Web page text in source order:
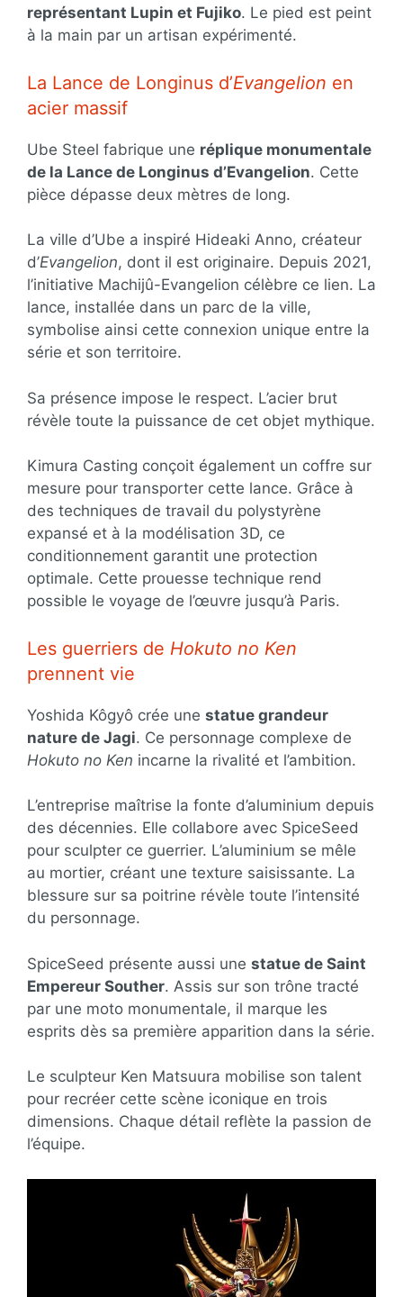
représentant Lupin et Fujiko. Le pied est peint
à la main par un artisan expérimenté.
La Lance de Longinus d’Evangelion en
acier massif
Ube Steel fabrique une réplique monumentale
de la Lance de Longinus d’Evangelion. Cette
pièce dépasse deux mètres de long.
La ville d’Ube a inspiré Hideaki Anno, créateur
d’Evangelion, dont il est originaire. Depuis 2021,
l’initiative Machijû-Evangelion célèbre ce lien. La
lance, installée dans un parc de la ville,
symbolise ainsi cette connexion unique entre la
série et son territoire.
Sa présence impose le respect. L’acier brut
révèle toute la puissance de cet objet mythique.
Kimura Casting conçoit également un coffre sur
mesure pour transporter cette lance. Grâce à
des techniques de travail du polystyrène
expansé et à la modélisation 3D, ce
conditionnement garantit une protection
optimale. Cette prouesse technique rend
possible le voyage de l’œuvre jusqu’à Paris.
Les guerriers de Hokuto no Ken
prennent vie
Yoshida Kôgyô crée une statue grandeur
nature de Jagi. Ce personnage complexe de
Hokuto no Ken incarne la rivalité et l’ambition.
L’entreprise maîtrise la fonte d’aluminium depuis
des décennies. Elle collabore avec SpiceSeed
pour sculpter ce guerrier. L’aluminium se mêle
au mortier, créant une texture saisissante. La
blessure sur sa poitrine révèle toute l’intensité
du personnage.
SpiceSeed présente aussi une statue de Saint
Empereur Souther. Assis sur son trône tracté
par une moto monumentale, il marque les
esprits dès sa première apparition dans la série.
Le sculpteur Ken Matsuura mobilise son talent
pour recréer cette scène iconique en trois
dimensions. Chaque détail reflète la passion de
l’équipe.